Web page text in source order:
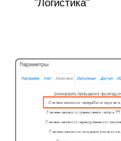
"Логистика"